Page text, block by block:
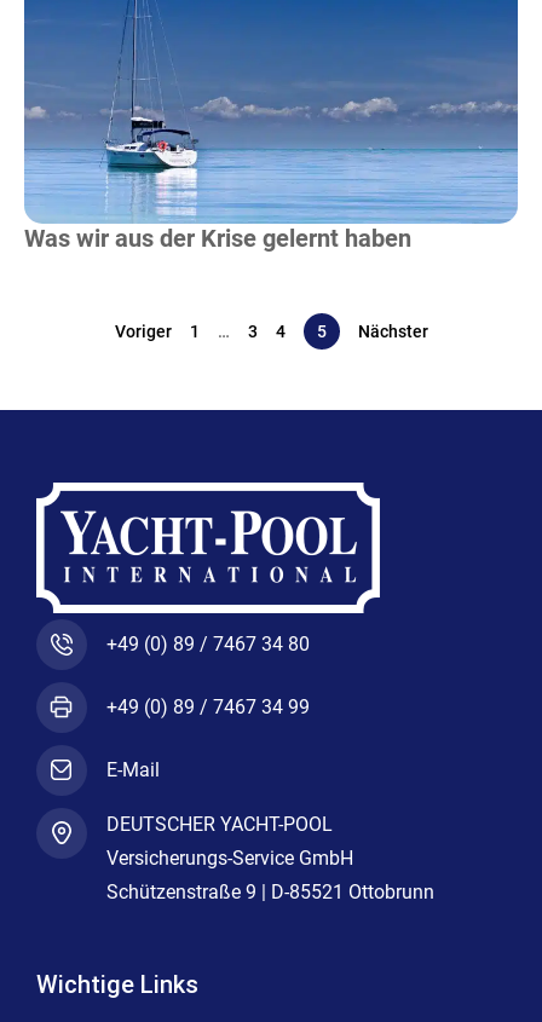
Mehr Lesen
Was wir aus der Krise gelernt haben
Voriger 1 … 3 4 5 Nächster
+49 (0) 89 / 7467 34 80
+49 (0) 89 / 7467 34 99
E-Mail
DEUTSCHER YACHT-POOL
Versicherungs-Service GmbH
Schützenstraße 9 | D-85521 Ottobrunn
Wichtige Links